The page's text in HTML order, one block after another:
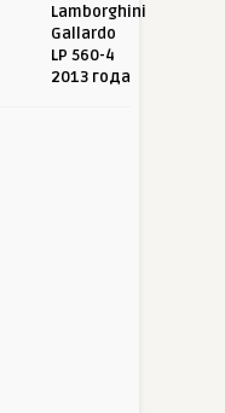
Lamborghini
Gallardo
LP 560-4
2013 года